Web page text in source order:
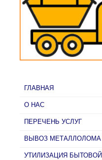
ГЛАВНАЯ
О НАС
ПЕРЕЧЕНЬ УСЛУГ
ВЫВОЗ МЕТАЛЛОЛОМА
УТИЛИЗАЦИЯ БЫТОВОЙ